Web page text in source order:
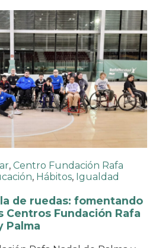
, Centro Fundación Rafa
, Hábitos, Igualdad
de ruedas: fomentando
Centros Fundación Rafa
Palma